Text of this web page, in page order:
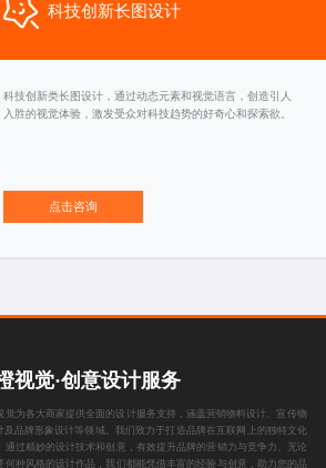
科技创新长图设计
科技创新类长图设计，通过动态元素和视觉语言，创造引人
入胜的视觉体验，激发受众对科技趋势的好奇心和探索欲。
点击咨询
视觉·创意设计服务
觉为各大商家提供全面的设计服务支持，涵盖营销物料设计 、宣传物
及品牌形象设计等领域。我们致力于打造品牌在互联网上的独特文化
通过精妙的设计技术和创意，有效提升品牌的营销力与竞争力。无论
何种风格的设计作品，我们都能凭借丰富的经验与创意，助力您的品